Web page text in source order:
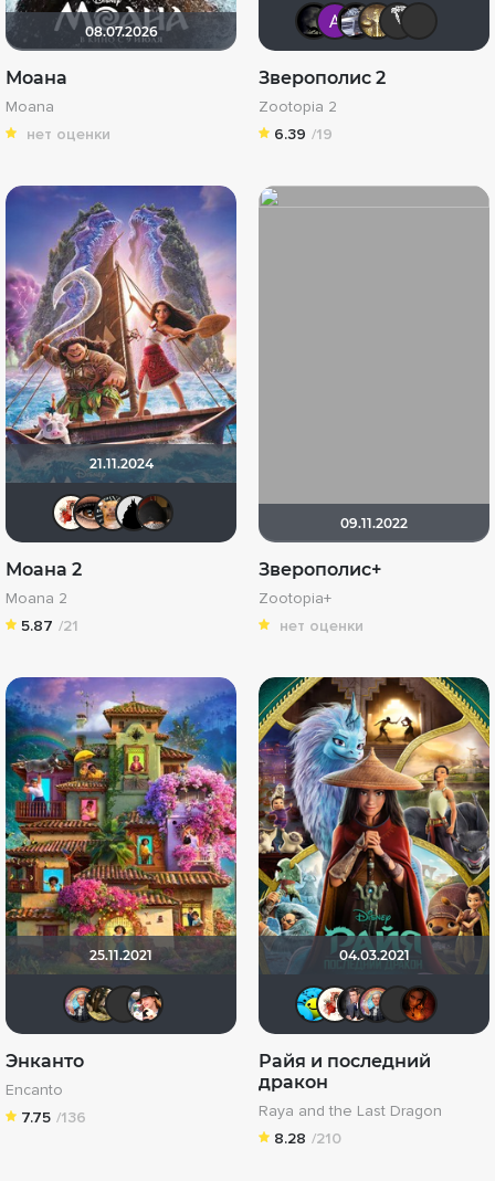
08.07.2026
Моана
Moana
нет оценки
xrockx
Зверополис 2
Zootopia 2
6.39 /19
21.11.2024
Виктория555
Зайка3000
DumbMoron
BullDoG102
valdizas
Моана 2
Moana 2
5.87 /21
09.11.2022
Зверополис+
Zootopia+
нет оценки
25.11.2021
Vikkaviktoriy
nothingtown_hero
Энканто
Encanto
7.75 /136
04.03.2021
DarkAngel
Райя и последний
дракон
Raya and the Last Dragon
8.28 /210